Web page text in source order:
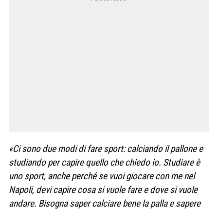
«Ci sono due modi di fare sport: calciando il pallone e
studiando per capire quello che chiedo io. Studiare è
uno sport, anche perché se vuoi giocare con me nel
Napoli, devi capire cosa si vuole fare e dove si vuole
andare. Bisogna saper calciare bene la palla e sapere